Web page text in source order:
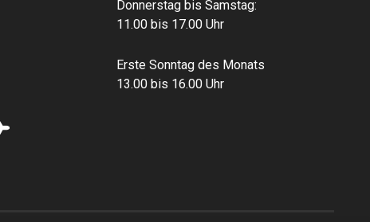
Donnerstag bis Samstag:
11.00 bis 17.00 Uhr
Erste Sonntag des Monats
13.00 bis 16.00 Uhr